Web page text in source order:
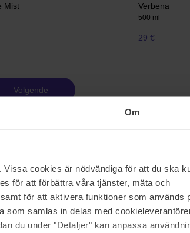
Om
cookies är nödvändiga för att du ska
för att förbättra våra tjänster, mäta och
för att aktivera funktioner som används
som samlas in delas med
du under "Detaljer" kan anpassa
Mist Verbena
500 ml
29 €
Volgende
hebben we body moisturizers, body scrubs,
nodig hebt om voor je lichaam te zorgen en